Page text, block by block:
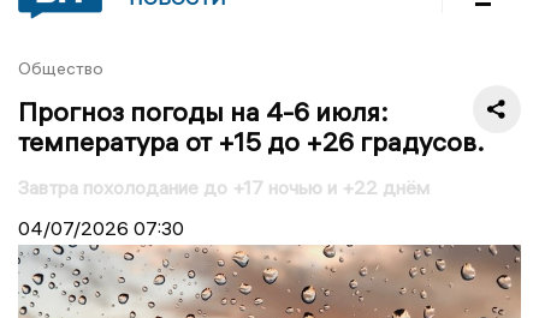
Общество
Прогноз погоды на 4-6 июля:
температура от +15 до +26 градусов.
Завтра похолодание до +17 ночью и +22 днём
04/07/2026 07:30